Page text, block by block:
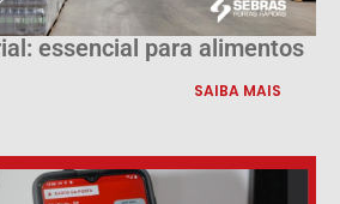
essencial para alimentos
SAIBA MAIS